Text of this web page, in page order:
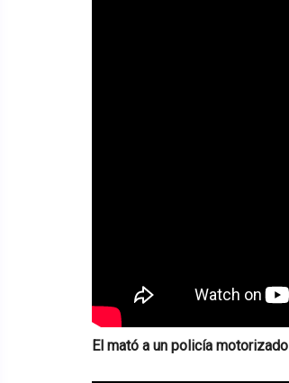
El mató a un policía motorizado